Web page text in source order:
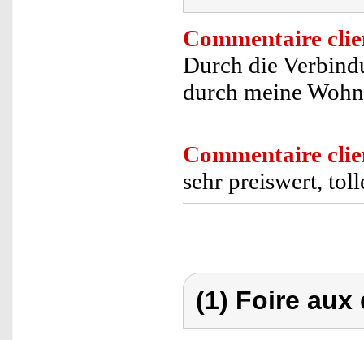
Commentaire
Durch die
durch meine
Commentaire
sehr preiswert,
(1) Foire